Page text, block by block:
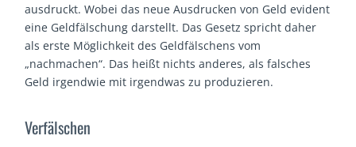
ausdruckt. Wobei das neue Ausdrucken von Geld evident
eine Geldfälschung darstellt. Das Gesetz spricht daher
als erste Möglichkeit des Geldfälschens vom
„nachmachen“. Das heißt nichts anderes, als falsches
Geld irgendwie mit irgendwas zu produzieren.
Verfälschen